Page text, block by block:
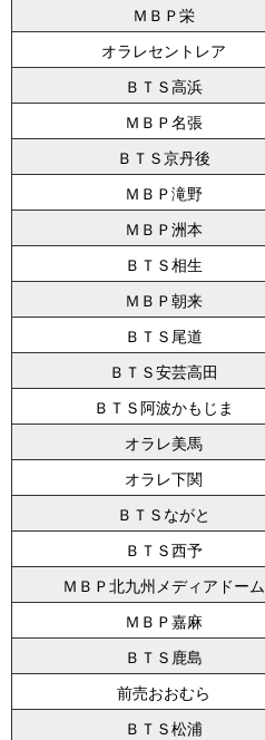
ＭＢＰ栄
オラレセントレア
ＢＴＳ高浜
ＭＢＰ名張
ＢＴＳ京丹後
ＭＢＰ滝野
ＭＢＰ洲本
ＢＴＳ相生
ＭＢＰ朝来
ＢＴＳ尾道
ＢＴＳ安芸高田
ＢＴＳ阿波かもじま
オラレ美馬
オラレ下関
ＢＴＳながと
ＢＴＳ西予
ＭＢＰ北九州メディアドーム
ＭＢＰ嘉麻
ＢＴＳ鹿島
前売おおむら
ＢＴＳ松浦